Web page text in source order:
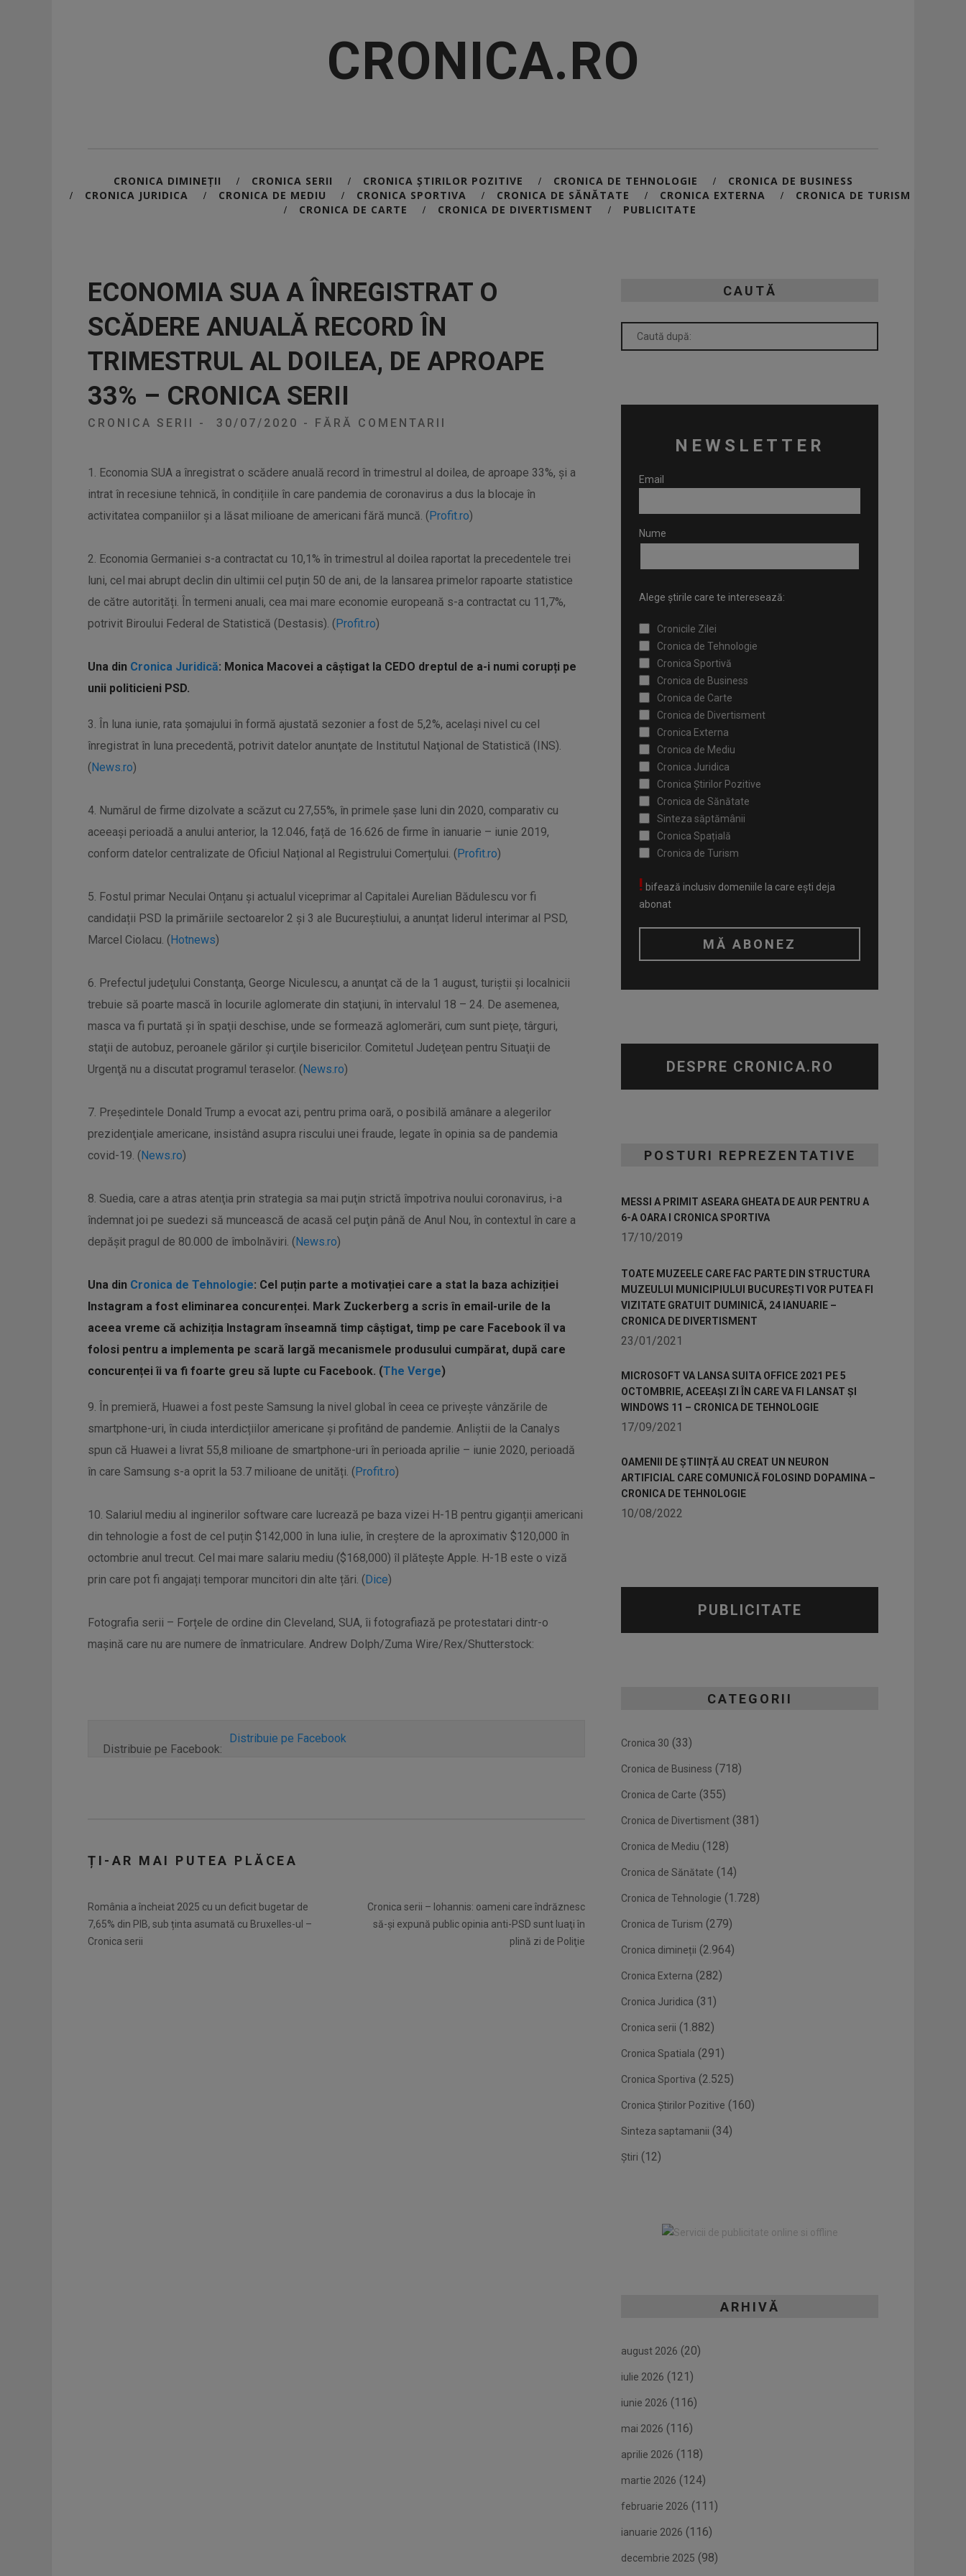
CRONICA.RO
CRONICA DIMINEȚII / CRONICA SERII / CRONICA ȘTIRILOR POZITIVE / CRONICA DE TEHNOLOGIE / CRONICA DE BUSINESS
/ CRONICA JURIDICA / CRONICA DE MEDIU / CRONICA SPORTIVA / CRONICA DE SĂNĂTATE / CRONICA EXTERNA / CRONICA DE TURISM
/ CRONICA DE CARTE / CRONICA DE DIVERTISMENT / PUBLICITATE
ECONOMIA SUA A ÎNREGISTRAT O
SCĂDERE ANUALĂ RECORD ÎN
TRIMESTRUL AL DOILEA, DE APROAPE
33% – CRONICA SERII
CRONICA SERII - 30/07/2020 - FĂRĂ COMENTARII
1. Economia SUA a înregistrat o scădere anuală record în trimestrul al doilea, de aproape 33%, și a
intrat în recesiune tehnică, în condițiile în care pandemia de coronavirus a dus la blocaje în
activitatea companiilor și a lăsat milioane de americani fără muncă. (Profit.ro)
2. Economia Germaniei s-a contractat cu 10,1% în trimestrul al doilea raportat la precedentele trei
luni, cel mai abrupt declin din ultimii cel puțin 50 de ani, de la lansarea primelor rapoarte statistice
de către autorități. În termeni anuali, cea mai mare economie europeană s-a contractat cu 11,7%,
potrivit Biroului Federal de Statistică (Destasis). (Profit.ro)
Una din Cronica Juridică: Monica Macovei a câștigat la CEDO dreptul de a-i numi corupți pe
unii politicieni PSD.
3. În luna iunie, rata şomajului în formă ajustată sezonier a fost de 5,2%, acelaşi nivel cu cel
înregistrat în luna precedentă, potrivit datelor anunţate de Institutul Naţional de Statistică (INS).
(News.ro)
4. Numărul de firme dizolvate a scăzut cu 27,55%, în primele șase luni din 2020, comparativ cu
aceeași perioadă a anului anterior, la 12.046, față de 16.626 de firme în ianuarie – iunie 2019,
conform datelor centralizate de Oficiul Național al Registrului Comerțului. (Profit.ro)
5. Fostul primar Neculai Onțanu și actualul viceprimar al Capitalei Aurelian Bădulescu vor fi
candidații PSD la primăriile sectoarelor 2 și 3 ale Bucureștiului, a anunțat liderul interimar al PSD,
Marcel Ciolacu. (Hotnews)
6. Prefectul judeţului Constanţa, George Niculescu, a anunţat că de la 1 august, turiştii şi localnicii
trebuie să poarte mască în locurile aglomerate din staţiuni, în intervalul 18 – 24. De asemenea,
masca va fi purtată şi în spaţii deschise, unde se formează aglomerări, cum sunt pieţe, târguri,
staţii de autobuz, peroanele gărilor şi curţile bisericilor. Comitetul Judeţean pentru Situaţii de
Urgenţă nu a discutat programul teraselor. (News.ro)
7. Preşedintele Donald Trump a evocat azi, pentru prima oară, o posibilă amânare a alegerilor
prezidenţiale americane, insistând asupra riscului unei fraude, legate în opinia sa de pandemia
covid-19. (News.ro)
8. Suedia, care a atras atenţia prin strategia sa mai puţin strictă împotriva noului coronavirus, i-a
îndemnat joi pe suedezi să muncească de acasă cel puţin până de Anul Nou, în contextul în care a
depăşit pragul de 80.000 de îmbolnăviri. (News.ro)
Una din Cronica de Tehnologie: Cel puțin parte a motivației care a stat la baza achiziției
Instagram a fost eliminarea concurenței. Mark Zuckerberg a scris în email-urile de la
aceea vreme că achiziția Instagram înseamnă timp câștigat, timp pe care Facebook îl va
folosi pentru a implementa pe scară largă mecanismele produsului cumpărat, după care
concurenței îi va fi foarte greu să lupte cu Facebook. (The Verge)
9. În premieră, Huawei a fost peste Samsung la nivel global în ceea ce privește vânzările de
smartphone-uri, în ciuda interdicțiilor americane și profitând de pandemie. Anliștii de la Canalys
spun că Huawei a livrat 55,8 milioane de smartphone-uri în perioada aprilie – iunie 2020, perioadă
în care Samsung s-a oprit la 53.7 milioane de unități. (Profit.ro)
10. Salariul mediu al inginerilor software care lucrează pe baza vizei H-1B pentru giganții americani
din tehnologie a fost de cel puțin $142,000 în luna iulie, în creștere de la aproximativ $120,000 în
octombrie anul trecut. Cel mai mare salariu mediu ($168,000) îl plătește Apple. H-1B este o viză
prin care pot fi angajați temporar muncitori din alte țări. (Dice)
Fotografia serii – Forțele de ordine din Cleveland, SUA, îi fotografiază pe protestatari dintr-o
mașină care nu are numere de înmatriculare. Andrew Dolph/Zuma Wire/Rex/Shutterstock:
Distribuie pe Facebook:
Distribuie pe Facebook
ȚI-AR MAI PUTEA PLĂCEA
România a încheiat 2025 cu un deficit bugetar de
7,65% din PIB, sub ținta asumată cu Bruxelles-ul –
Cronica serii
Cronica serii – Iohannis: oameni care îndrăznesc
să-şi expună public opinia anti-PSD sunt luaţi în
plină zi de Poliţie
CAUTĂ
NEWSLETTER
Email
Nume
Alege știrile care te interesează:
Cronicile Zilei
Cronica de Tehnologie
Cronica Sportivă
Cronica de Business
Cronica de Carte
Cronica de Divertisment
Cronica Externa
Cronica de Mediu
Cronica Juridica
Cronica Știrilor Pozitive
Cronica de Sănătate
Sinteza săptămânii
Cronica Spațială
Cronica de Turism
! bifează inclusiv domeniile la care ești deja
abonat
DESPRE CRONICA.RO
POSTURI REPREZENTATIVE
MESSI A PRIMIT ASEARA GHEATA DE AUR PENTRU A
6-A OARA I CRONICA SPORTIVA
17/10/2019
TOATE MUZEELE CARE FAC PARTE DIN STRUCTURA
MUZEULUI MUNICIPIULUI BUCUREȘTI VOR PUTEA FI
VIZITATE GRATUIT DUMINICĂ, 24 IANUARIE –
CRONICA DE DIVERTISMENT
23/01/2021
MICROSOFT VA LANSA SUITA OFFICE 2021 PE 5
OCTOMBRIE, ACEEAȘI ZI ÎN CARE VA FI LANSAT ȘI
WINDOWS 11 – CRONICA DE TEHNOLOGIE
17/09/2021
OAMENII DE ȘTIINȚĂ AU CREAT UN NEURON
ARTIFICIAL CARE COMUNICĂ FOLOSIND DOPAMINA –
CRONICA DE TEHNOLOGIE
10/08/2022
PUBLICITATE
CATEGORII
Cronica 30 (33)
Cronica de Business (718)
Cronica de Carte (355)
Cronica de Divertisment (381)
Cronica de Mediu (128)
Cronica de Sănătate (14)
Cronica de Tehnologie (1.728)
Cronica de Turism (279)
Cronica dimineții (2.964)
Cronica Externa (282)
Cronica Juridica (31)
Cronica serii (1.882)
Cronica Spatiala (291)
Cronica Sportiva (2.525)
Cronica Știrilor Pozitive (160)
Sinteza saptamanii (34)
Știri (12)
ARHIVĂ
august 2026 (20)
iulie 2026 (121)
iunie 2026 (116)
mai 2026 (116)
aprilie 2026 (118)
martie 2026 (124)
februarie 2026 (111)
ianuarie 2026 (116)
decembrie 2025 (98)